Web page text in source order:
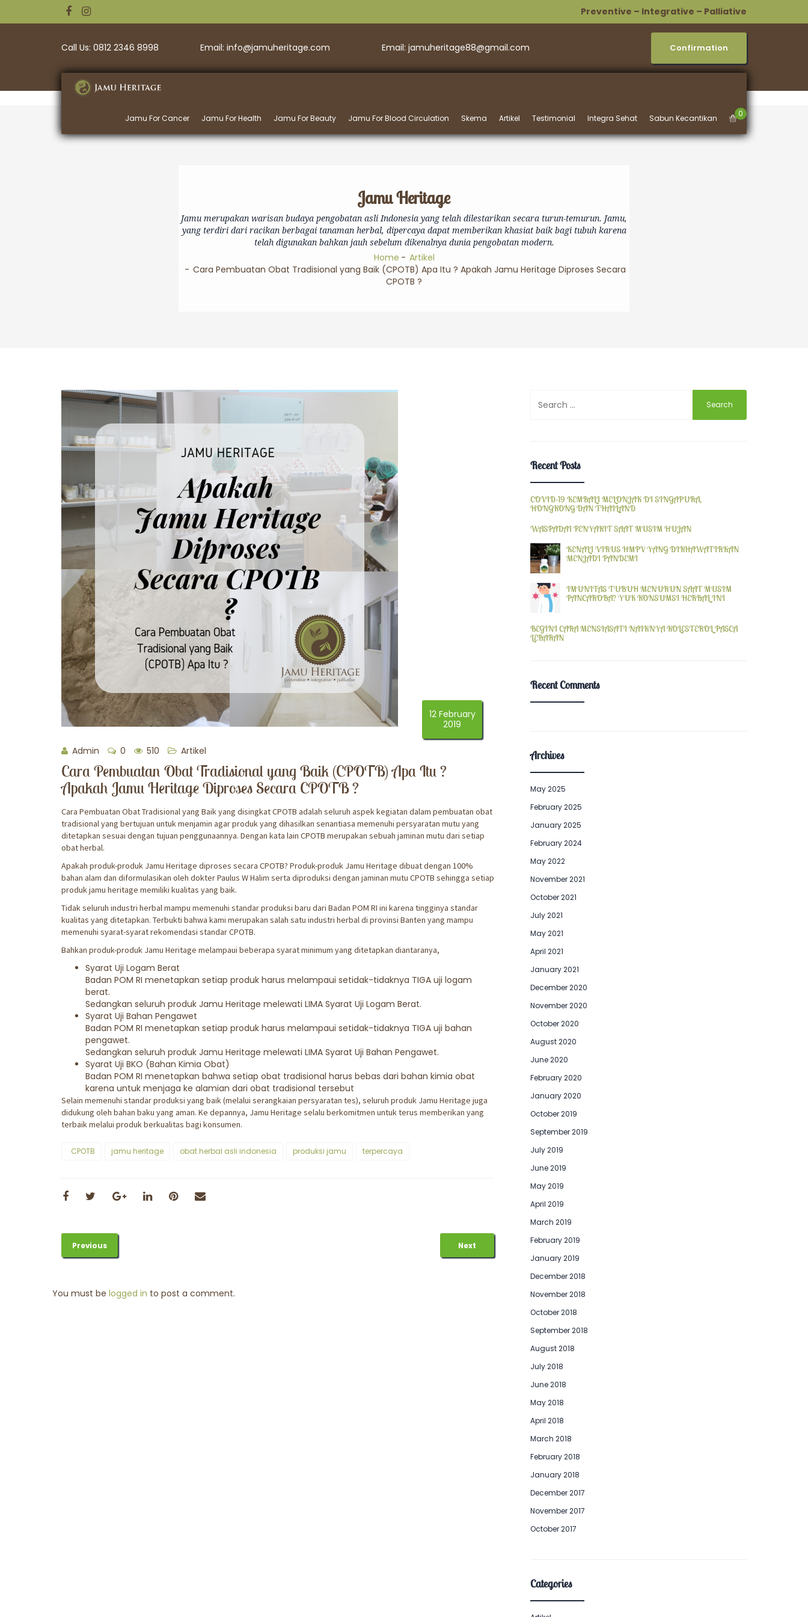
Preventive – Integrative – Palliative
Call Us: 0812 2346 8998 Email: info@jamuheritage.com Email: jamuheritage88@gmail.com Confirmation
0
Jamu For Cancer Jamu For Health Jamu For Beauty Jamu For Blood Circulation Skema Artikel Testimonial Integra Sehat Sabun Kecantikan
Jamu Heritage
Jamu merupakan warisan budaya pengobatan asli Indonesia yang telah dilestarikan secara turun-temurun. Jamu,
yang terdiri dari racikan berbagai tanaman herbal, dipercaya dapat memberikan khasiat baik bagi tubuh karena
telah digunakan bahkan jauh sebelum dikenalnya dunia pengobatan modern.
Home
Artikel
Cara Pembuatan Obat Tradisional yang Baik (CPOTB) Apa Itu ? Apakah Jamu Heritage Diproses Secara
CPOTB ?
12 February
2019
Admin 0 510 Artikel
Cara Pembuatan Obat Tradisional yang Baik (CPOTB) Apa Itu ?
Apakah Jamu Heritage Diproses Secara CPOTB ?
Cara Pembuatan Obat Tradisional yang Baik yang disingkat CPOTB adalah seluruh aspek kegiatan dalam pembuatan obat
tradisional yang bertujuan untuk menjamin agar produk yang dihasilkan senantiasa memenuhi persyaratan mutu yang
ditetapkan sesuai dengan tujuan penggunaannya. Dengan kata lain CPOTB merupakan sebuah jaminan mutu dari setiap
obat herbal.
Apakah produk-produk Jamu Heritage diproses secara CPOTB? Produk-produk Jamu Heritage dibuat dengan 100%
bahan alam dan diformulasikan oleh dokter Paulus W Halim serta diproduksi dengan jaminan mutu CPOTB sehingga setiap
produk jamu heritage memiliki kualitas yang baik.
Tidak seluruh industri herbal mampu memenuhi standar produksi baru dari Badan POM RI ini karena tingginya standar
kualitas yang ditetapkan. Terbukti bahwa kami merupakan salah satu industri herbal di provinsi Banten yang mampu
memenuhi syarat-syarat rekomendasi standar CPOTB.
Bahkan produk-produk Jamu Heritage melampaui beberapa syarat minimum yang ditetapkan diantaranya,
Syarat Uji Logam Berat
Badan POM RI menetapkan setiap produk harus melampaui setidak-tidaknya TIGA uji logam
berat.
Sedangkan seluruh produk Jamu Heritage melewati LIMA Syarat Uji Logam Berat.
Syarat Uji Bahan Pengawet
Badan POM RI menetapkan setiap produk harus melampaui setidak-tidaknya TIGA uji bahan
pengawet.
Sedangkan seluruh produk Jamu Heritage melewati LIMA Syarat Uji Bahan Pengawet.
Syarat Uji BKO (Bahan Kimia Obat)
Badan POM RI menetapkan bahwa setiap obat tradisional harus bebas dari bahan kimia obat
karena untuk menjaga ke alamian dari obat tradisional tersebut
Selain memenuhi standar produksi yang baik (melalui serangkaian persyaratan tes), seluruh produk Jamu Heritage juga
didukung oleh bahan baku yang aman. Ke depannya, Jamu Heritage selalu berkomitmen untuk terus memberikan yang
terbaik melalui produk berkualitas bagi konsumen.
CPOTB jamu heritage obat herbal asli indonesia produksi jamu terpercaya
Previous Next
You must be logged in to post a comment.
for:
Recent Posts
COVID-19 KEMBALI MELONJAK DI SINGAPURA,
HONGKONG DAN THAILAND
WASPADAI PENYAKIT SAAT MUSIM HUJAN
KENALI VIRUS HMPV YANG DIKHAWATIRKAN
MENJADI PANDEMI
IMUNITAS TUBUH MENURUN SAAT MUSIM
PANCAROBA? YUK KONSUMSI HERBAL INI
BEGINI CARA MENSIASATI NAIKNYA KOLESTEROL PASCA
LEBARAN
Recent Comments
Archives
May 2025
February 2025
January 2025
February 2024
May 2022
November 2021
October 2021
July 2021
May 2021
April 2021
January 2021
December 2020
November 2020
October 2020
August 2020
June 2020
February 2020
January 2020
October 2019
September 2019
July 2019
June 2019
May 2019
April 2019
March 2019
February 2019
January 2019
December 2018
November 2018
October 2018
September 2018
August 2018
July 2018
June 2018
May 2018
April 2018
March 2018
February 2018
January 2018
December 2017
November 2017
October 2017
Categories